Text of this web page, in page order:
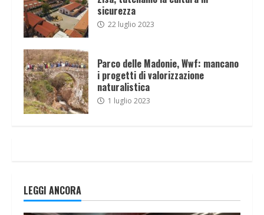
sicurezza
22 luglio 2023
Parco delle Madonie, Wwf: mancano
i progetti di valorizzazione
naturalistica
1 luglio 2023
LEGGI ANCORA